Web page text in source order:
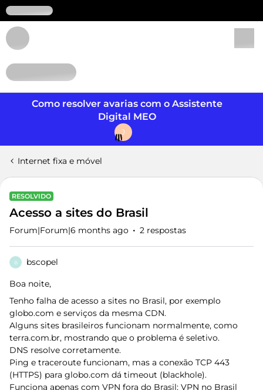
Como resolver avarias com o Assistente
Digital MEO
J
Internet fixa e móvel
RESOLVIDO
Acesso a sites do Brasil
Forum|Forum|6 months ago 2 respostas
B bscopel
Boa noite,
Tenho falha de acesso a sites no Brasil, por exemplo
globo.com e serviços da mesma CDN.
Alguns sites brasileiros funcionam normalmente, como
terra.com.br, mostrando que o problema é seletivo.
DNS resolve corretamente.
Ping e traceroute funcionam, mas a conexão TCP 443
(HTTPS) para globo.com dá timeout (blackhole).
Funciona apenas com VPN fora do Brasil; VPN no Brasil